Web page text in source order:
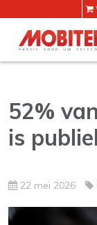
52%
is
22 mei 2026